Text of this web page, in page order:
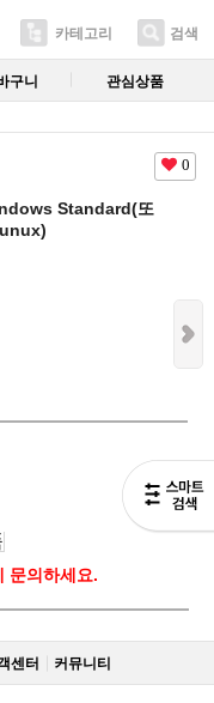
카테고리 검색
구니 관심상품
0
Standard(또
문의하세요.
센터 커뮤니티